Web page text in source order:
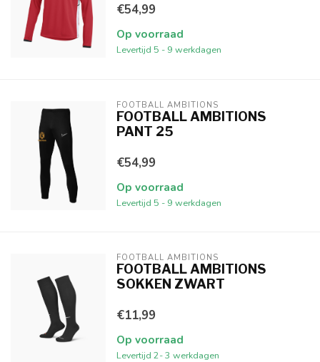
€54,99
Op voorraad
Levertijd 5 - 9 werkdagen
FOOTBALL AMBITIONS
FOOTBALL AMBITIONS
PANT 25
€54,99
Op voorraad
Levertijd 5 - 9 werkdagen
FOOTBALL AMBITIONS
FOOTBALL AMBITIONS
SOKKEN ZWART
€11,99
Op voorraad
Levertijd 2- 3 werkdagen